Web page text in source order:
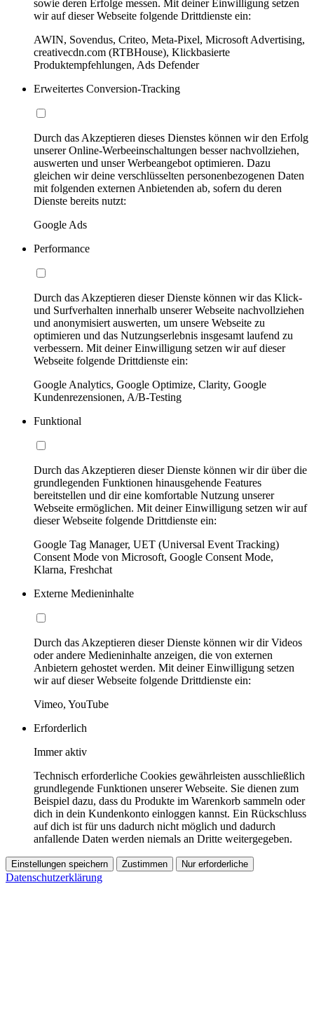
sowie deren Erfolge messen. Mit deiner Einwilligung setzen
wir auf dieser Webseite folgende Drittdienste ein:
AWIN, Sovendus, Criteo, Meta-Pixel, Microsoft Advertising,
creativecdn.com (RTBHouse), Klickbasierte
Produktempfehlungen, Ads Defender
Erweitertes Conversion-Tracking
Durch das Akzeptieren dieses Dienstes können wir den Erfolg
unserer Online-Werbeeinschaltungen besser nachvollziehen,
auswerten und unser Werbeangebot optimieren. Dazu
gleichen wir deine verschlüsselten personenbezogenen Daten
mit folgenden externen Anbietenden ab, sofern du deren
Dienste bereits nutzt:
Google Ads
Performance
Durch das Akzeptieren dieser Dienste können wir das Klick-
und Surfverhalten innerhalb unserer Webseite nachvollziehen
und anonymisiert auswerten, um unsere Webseite zu
optimieren und das Nutzungserlebnis insgesamt laufend zu
verbessern. Mit deiner Einwilligung setzen wir auf dieser
Webseite folgende Drittdienste ein:
Google Analytics, Google Optimize, Clarity, Google
Kundenrezensionen, A/B-Testing
Funktional
Durch das Akzeptieren dieser Dienste können wir dir über die
grundlegenden Funktionen hinausgehende Features
bereitstellen und dir eine komfortable Nutzung unserer
Webseite ermöglichen. Mit deiner Einwilligung setzen wir auf
dieser Webseite folgende Drittdienste ein:
Google Tag Manager, UET (Universal Event Tracking)
Consent Mode von Microsoft, Google Consent Mode,
Klarna, Freshchat
Externe Medieninhalte
Durch das Akzeptieren dieser Dienste können wir dir Videos
oder andere Medieninhalte anzeigen, die von externen
Anbietern gehostet werden. Mit deiner Einwilligung setzen
wir auf dieser Webseite folgende Drittdienste ein:
Vimeo, YouTube
Erforderlich
Immer aktiv
Technisch erforderliche Cookies gewährleisten ausschließlich
grundlegende Funktionen unserer Webseite. Sie dienen zum
Beispiel dazu, dass du Produkte im Warenkorb sammeln oder
dich in dein Kundenkonto einloggen kannst. Ein Rückschluss
auf dich ist für uns dadurch nicht möglich und dadurch
anfallende Daten werden niemals an Dritte weitergegeben.
Einstellungen speichern Zustimmen Nur erforderliche
Datenschutzerklärung